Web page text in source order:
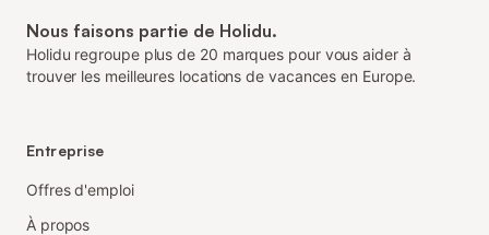
Nous faisons partie de Holidu.
Holidu regroupe plus de 20 marques pour vous aider à
trouver les meilleures locations de vacances en Europe.
Entreprise
Offres d'emploi
À propos